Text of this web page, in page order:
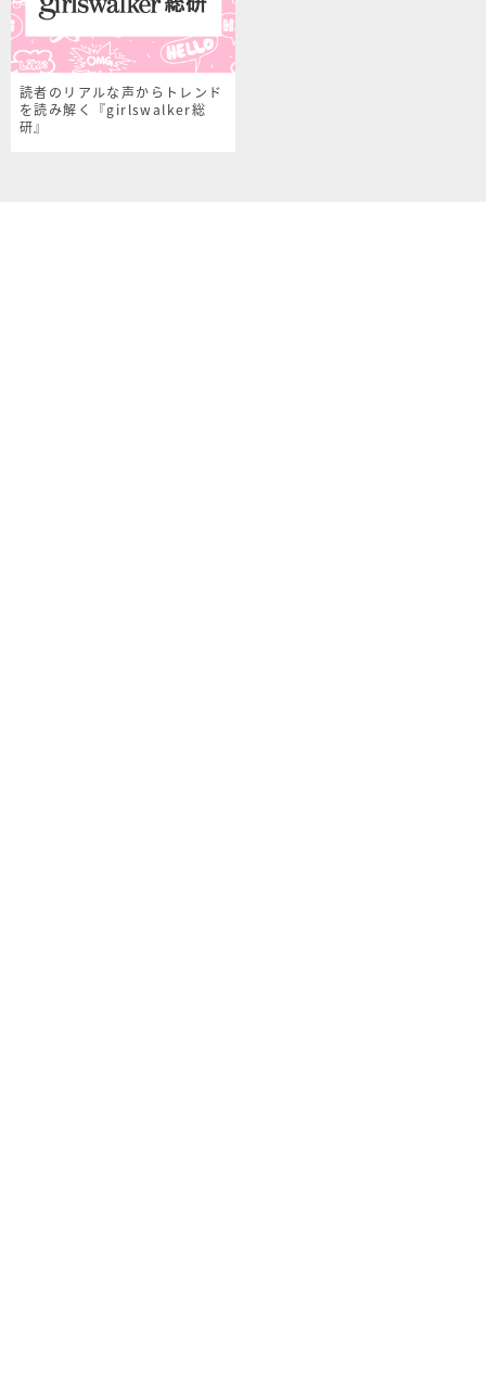
読者のリアルな声からトレンド
を読み解く『girlswalker総
研』